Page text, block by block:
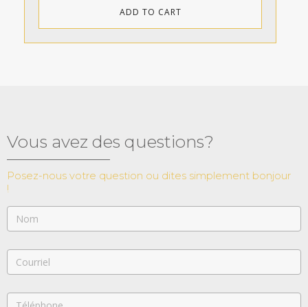
ADD TO CART
Vous avez des questions?
Posez-nous votre question ou dites simplement bonjour
!